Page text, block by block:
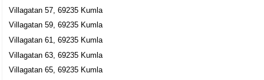
Villagatan 57, 69235 Kumla
Villagatan 59, 69235 Kumla
Villagatan 61, 69235 Kumla
Villagatan 63, 69235 Kumla
Villagatan 65, 69235 Kumla